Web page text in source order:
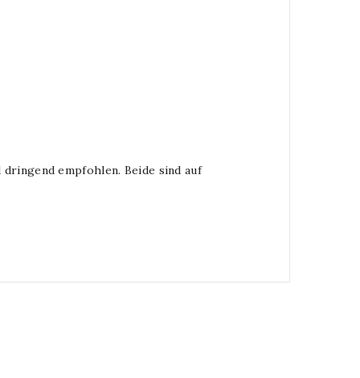
empfohlen. Beide sind auf